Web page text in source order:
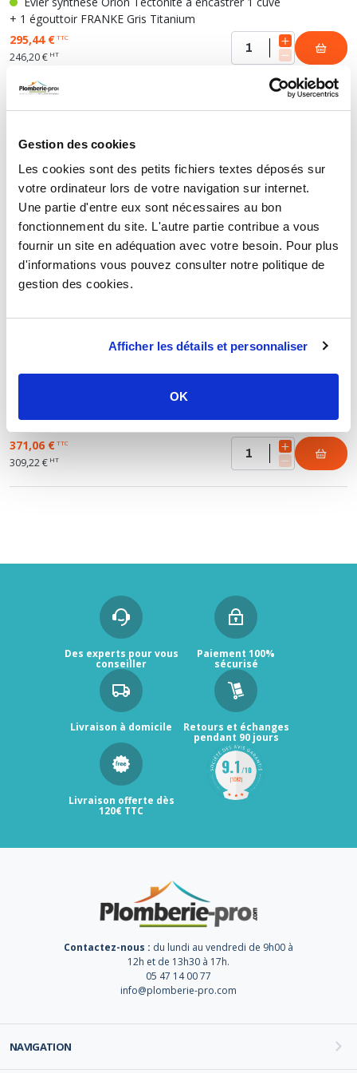
Gestion des cookies
Les cookies sont des petits fichiers textes déposés sur
votre ordinateur lors de votre navigation sur internet.
Une partie d'entre eux sont nécessaires au bon
fonctionnement du site. L'autre partie contribue a vous
fournir un site en adéquation avec votre besoin. Pour plus
d'informations vous pouvez consulter notre politique de
gestion des cookies.
Afficher les détails et personnaliser
OK
+ 1 égouttoir FRANKE Gris Titanium
295,44 €TTC
246,20 € HT
ENCASTRER 2 CUVES + 1 ÉGOUTTOIR FRANKE
Evier synthèse Orion Tectonite à encastrer 2 cuves
+ 1 égouttoir FRANKE Blanc Artic
371,06 €
HT
+ 1 égouttoir FRANKE Carbone
+ 1 égouttoir FRANKE Gris Titanium
371,06 €TTC
309,22 € HT
Des experts pour vous
conseiller
Paiement 100%
sécurisé
Livraison à domicile Retours et échanges
pendant 90 jours
Livraison offerte dès
120€ TTC
Contactez-nous : du lundi au vendredi de 9h00 à
12h et de 13h30 à 17h.
05 47 14 00 77
info@plomberie-pro.com
NAVIGATION